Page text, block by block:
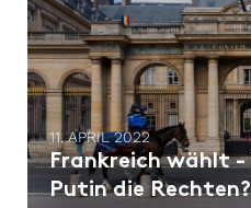
11. APRIL 2022
Frankreich wählt -
Putin die